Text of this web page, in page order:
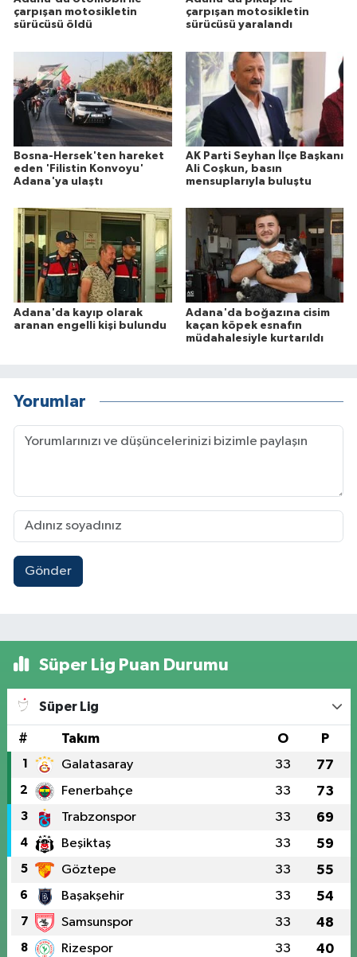
çarpışan motosikletin
sürücüsü öldü
çarpışan motosikletin
sürücüsü yaralandı
Bosna-Hersek'ten hareket
eden 'Filistin Konvoyu'
Adana'ya ulaştı
AK Parti Seyhan İlçe Başkanı
Ali Coşkun, basın
mensuplarıyla buluştu
Adana'da kayıp olarak
aranan engelli kişi bulundu
Adana'da boğazına cisim
kaçan köpek esnafın
müdahalesiyle kurtarıldı
Yorumlar
Gönder
Süper Lig Puan Durumu
Süper Lig
# Takım O P
1 Galatasaray 33 77
2 Fenerbahçe 33 73
3 Trabzonspor 33 69
4 Beşiktaş 33 59
5 Göztepe 33 55
6 Başakşehir 33 54
7 Samsunspor 33 48
8 Rizespor 33 40